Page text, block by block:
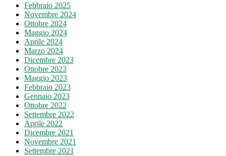
Febbraio 2025
Novembre 2024
Ottobre 2024
Maggio 2024
Aprile 2024
Marzo 2024
Dicembre 2023
Ottobre 2023
Maggio 2023
Febbraio 2023
Gennaio 2023
Ottobre 2022
Settembre 2022
Aprile 2022
Dicembre 2021
Novembre 2021
Settembre 2021